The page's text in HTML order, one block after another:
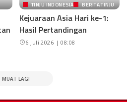
TINJU INDONESIA BERITA TINJU
Kejuaraan Asia Hari ke-1:
Hasil Pertandingan
6 Juli 2026 | 08:08
MUAT LAGI